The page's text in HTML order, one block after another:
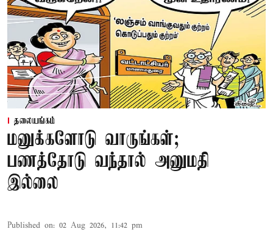
தலையங்கம்
மனுக்களோடு வாருங்கள்;
பணத்தோடு வந்தால் அனுமதி
இல்லை
Published on: 02 Aug 2026, 11:42 pm